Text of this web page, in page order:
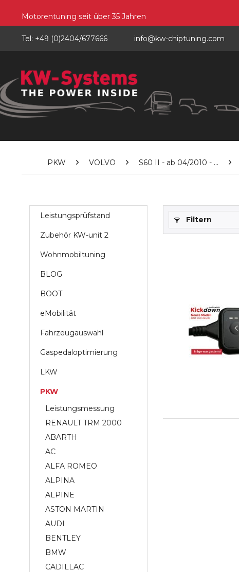
Motorentuning seit über 35 Jahren
Tel: +49 (0)2404/677666 info@kw-chiptuning.com
PKW VOLVO S60 II - ab 04/2010 - ...
Leistungsprüfstand
Zubehör KW-unit 2
Wohnmobiltuning
BLOG
BOOT
eMobilität
Fahrzeugauswahl
Gaspedaloptimierung
LKW
PKW
Leistungsmessung
RENAULT TRM 2000
ABARTH
AC
ALFA ROMEO
ALPINA
ALPINE
ASTON MARTIN
AUDI
BENTLEY
BMW
CADILLAC
Filtern